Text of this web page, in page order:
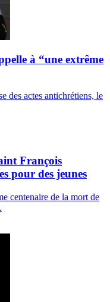
à “une extrême
des actes antichrétiens, le
François
pour des jeunes
centenaire de la mort de